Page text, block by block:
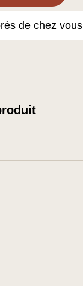
de chez vous